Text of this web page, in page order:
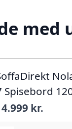
Spisebord
4.999 kr.